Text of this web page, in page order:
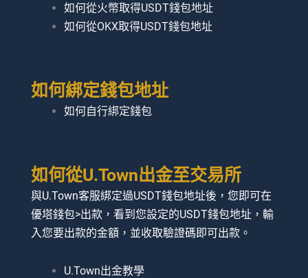
如何從火幣取得USDT錢包地址
如何從OKX取得USDT錢包地址
如何綁定錢包地址
如何自行綁定錢包
如何從U.Town出金至交易所​
與U.Town客服綁定過USDT錢包地址後，您即可在
優塔錢包>出款，看到您設定的USDT錢包地址，輸
入您要出款的金額，並收取驗證碼即可出款。
U.Town出金教學